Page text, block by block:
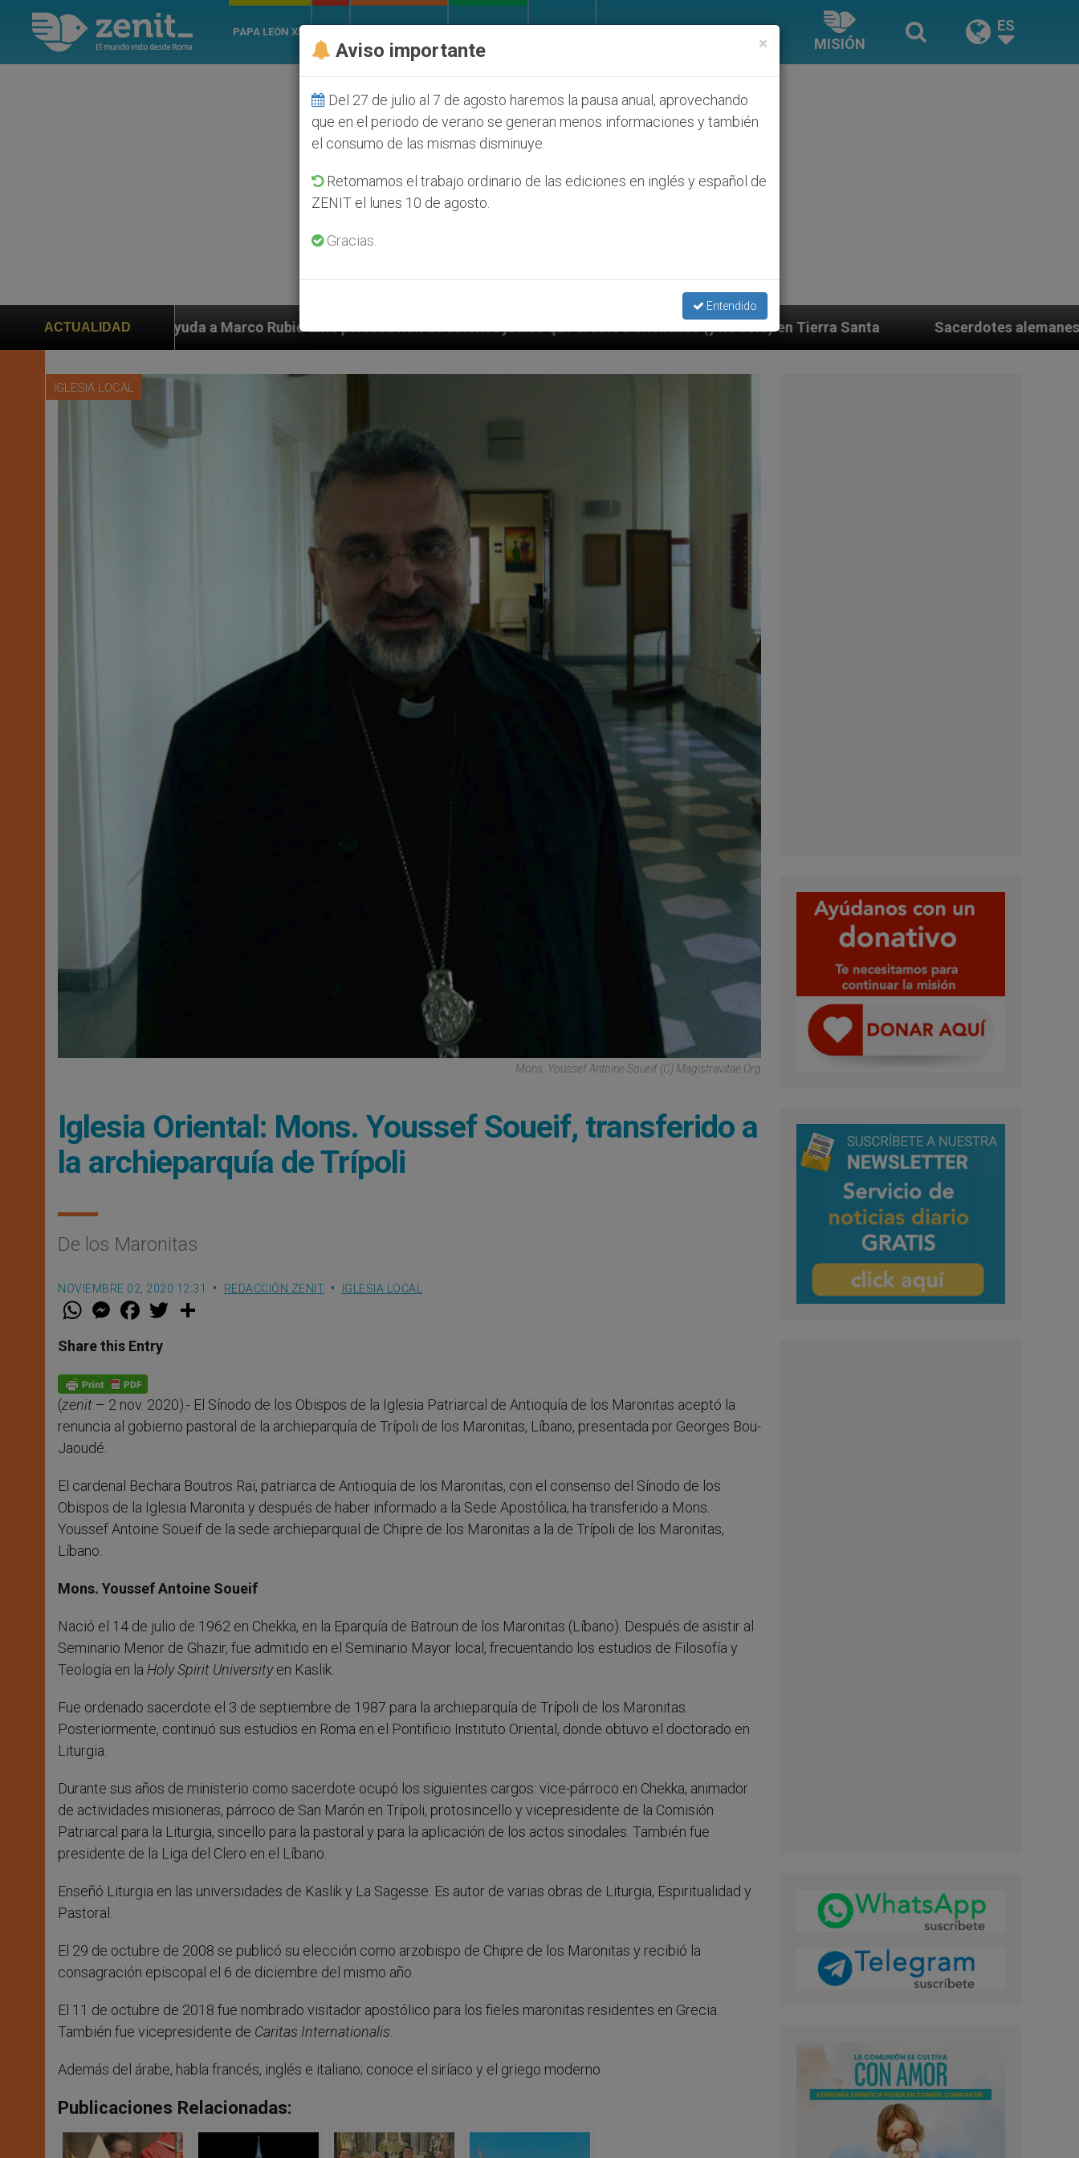
PAPA LEÓN XIV
MISIÓN
ES
ACTUALIDAD
Marco Rubio ante persecución de colonos judíos que afecta a cristianos (y no sólo) en Tierra Santa Sacerdotes alemanes fieles al Papa contestan a
IGLESIA LOCAL
Mons. Youssef Antoine Soueif (C) Magistravitae.org
Iglesia Oriental: Mons. Youssef Soueif, transferido a
la archieparquía de Trípoli
De los Maronitas
NOVIEMBRE 02, 2020 12:31 REDACCIÓN ZENIT IGLESIA LOCAL
W
t
s
p
p
M
e
s
e
g
e
r
F
a
e
b
o
k
w
Share this Entry
(zenit – 2 nov. 2020).- El Sínodo de los Obispos de la Iglesia Patriarcal de Antioquía de los Maronitas aceptó la
renuncia al gobierno pastoral de la archieparquía de Trípoli de los Maronitas, Líbano, presentada por Georges Bou-
Jaoudé.
El cardenal Bechara Boutros Raï, patriarca de Antioquía de los Maronitas, con el consenso del Sínodo de los
Obispos de la Iglesia Maronita y después de haber informado a la Sede Apostólica, ha transferido a Mons.
Youssef Antoine Soueif de la sede archieparquial de Chipre de los Maronitas a la de Trípoli de los Maronitas,
Líbano.
Mons. Youssef Antoine Soueif
Nació el 14 de julio de 1962 en Chekka, en la Eparquía de Batroun de los Maronitas (Líbano). Después de asistir al
Seminario Menor de Ghazir, fue admitido en el Seminario Mayor local, frecuentando los estudios de Filosofía y
Teología en la Holy Spirit Universityen Kaslik.
Fue ordenado sacerdote el 3 de septiembre de 1987 para la archieparquía de Trípoli de los Maronitas.
Posteriormente, continuó sus estudios en Roma en el Pontificio Instituto Oriental, donde obtuvo el doctorado en
Liturgia.
Durante sus años de ministerio como sacerdote ocupó los siguientes cargos: vice-párroco en Chekka, animador
de actividades misioneras, párroco de San Marón en Trípoli, protosincello y vicepresidente de la Comisión
Patriarcal para la Liturgia, sincello para la pastoral y para la aplicación de los actos sinodales. También fue
presidente de la Liga del Clero en el Líbano.
Enseñó Liturgia en las universidades de Kaslik y La Sagesse. Es autor de varias obras de Liturgia, Espiritualidad y
Pastoral.
El 29 de octubre de 2008 se publicó su elección como arzobispo de Chipre de los Maronitas y recibió la
consagración episcopal el 6 de diciembre del mismo año.
El 11 de octubre de 2018 fue nombrado visitador apostólico para los fieles maronitas residentes en Grecia.
También fue vicepresidente de Caritas Internationalis.
Además del árabe, habla francés, inglés e italiano; conoce el siríaco y el griego moderno.
Publicaciones Relacionadas:
×
Aviso importante
Del 27 de julio al 7 de agosto haremos la pausa anual, aprovechando
que en el periodo de verano se generan menos informaciones y también
el consumo de las mismas disminuye.
Retomamos el trabajo ordinario de las ediciones en inglés y español de
ZENIT el lunes 10 de agosto.
Gracias.
Entendido